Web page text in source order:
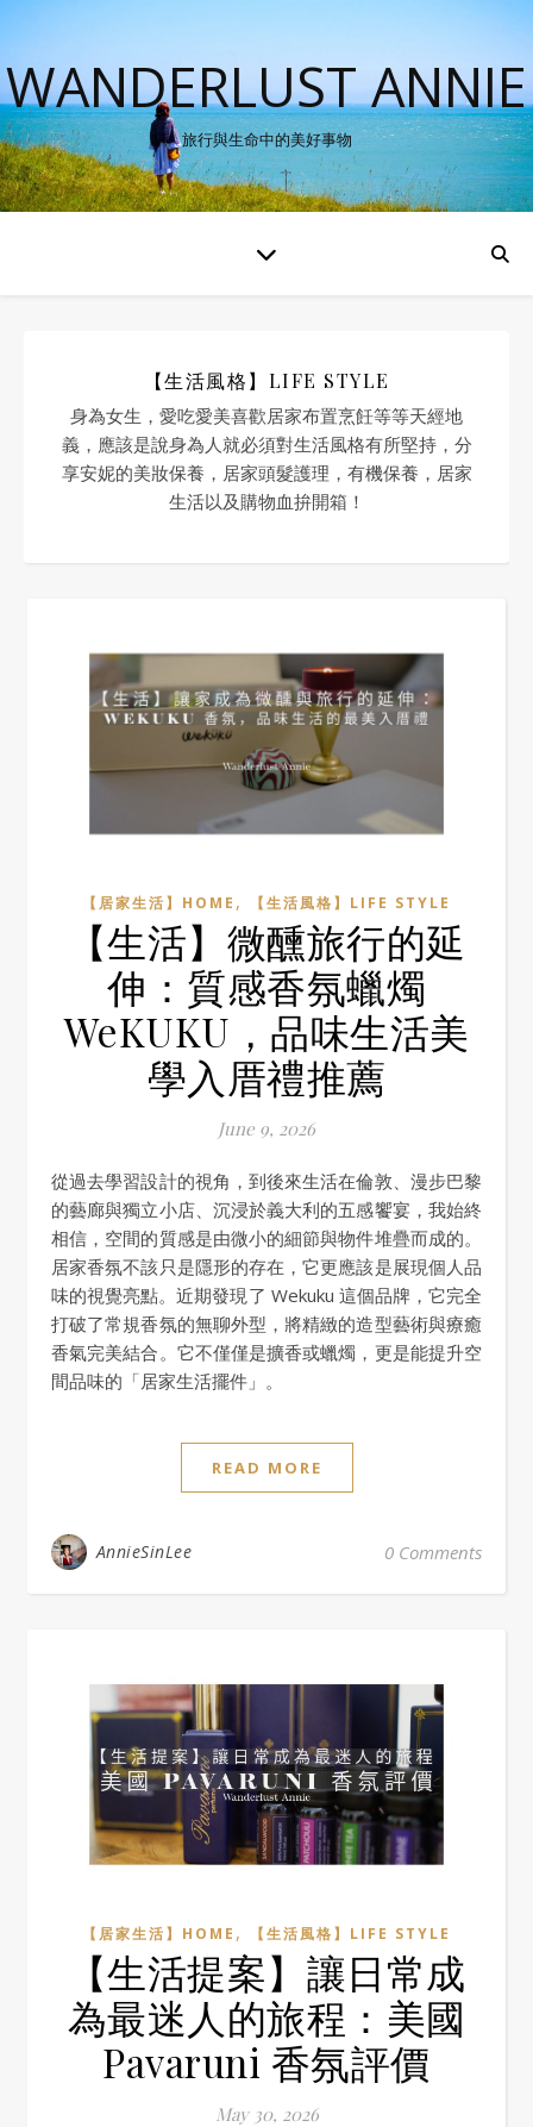
WANDERLUST ANNIE
旅行與生命中的美好事物
【生活風格】LIFE STYLE
身為女生，愛吃愛美喜歡居家布置烹飪等等天經地
義，應該是說身為人就必須對生活風格有所堅持，分
享安妮的美妝保養，居家頭髮護理，有機保養，居家
生活以及購物血拚開箱！
【居家生活】HOME , 【生活風格】LIFE STYLE
【生活】微醺旅行的延
伸：質感香氛蠟燭
WeKUKU，品味生活美
學入厝禮推薦
June 9, 2026
從過去學習設計的視角，到後來生活在倫敦、漫步巴黎
的藝廊與獨立小店、沉浸於義大利的五感饗宴，我始終
相信，空間的質感是由微小的細節與物件堆疊而成的。
居家香氛不該只是隱形的存在，它更應該是展現個人品
味的視覺亮點。近期發現了 Wekuku 這個品牌，它完全
打破了常規香氛的無聊外型，將精緻的造型藝術與療癒
香氣完美結合。它不僅僅是擴香或蠟燭，更是能提升空
間品味的「居家生活擺件」。
READ MORE
AnnieSinLee 0 Comments
【居家生活】HOME , 【生活風格】LIFE STYLE
【生活提案】讓日常成
為最迷人的旅程：美國
Pavaruni 香氛評價
May 30, 2026